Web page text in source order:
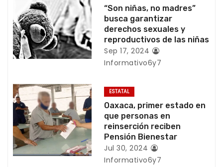
e
e
n
r
a
d
a
“Son niñas, no madres”
busca garantizar
derechos sexuales y
reproductivos de las niñas
Sep 17, 2024
Informativo6y7
ESTATAL
Oaxaca, primer estado en
que personas en
reinserción reciben
Pensión Bienestar
Jul 30, 2024
Informativo6y7